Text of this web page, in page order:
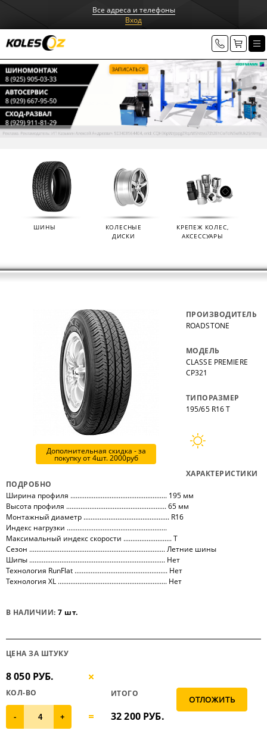
Все адреса и телефоны
Вход
ШИНЫ
КОЛЕСНЫЕ
ДИСКИ
КРЕПЕЖ КОЛЕС,
АКСЕССУАРЫ
Дополнительная скидка - за
покупку от 4шт. 2000руб
ПРОИЗВОДИТЕЛЬ
ROADSTONE
МОДЕЛЬ
CLASSE PREMIERE
CP321
ТИПОРАЗМЕР
195/65 R16 T
ХАРАКТЕРИСТИКИ
ПОДРОБНО
Ширина профиля ...................................................... 195 мм
Высота профиля ........................................................ 65 мм
Монтажный диаметр ................................................ R16
Индекс нагрузки ........................................................
Максимальный индекс скорости ........................... T
Сезон ............................................................................ Летние шины
Шипы ............................................................................ Нет
Технология RunFlat .................................................... Нет
Технология XL ............................................................. Нет
В НАЛИЧИИ:7 шт.
ЦЕНА ЗА ШТУКУ
8 050 РУБ.
КОЛ-ВО
- +
ИТОГО
32 200РУБ.